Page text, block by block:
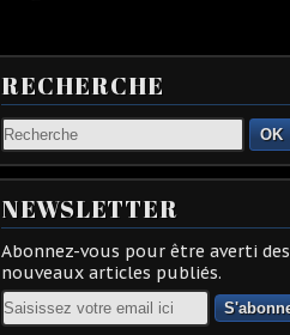
RECHERCHE
OK
NEWSLETTER
Abonnez-vous pour être averti des
nouveaux articles publiés.
Email